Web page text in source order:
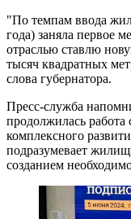
"По темпам ввода
года) заняла первое
отраслью ставлю
тысяч квадратных
слова губернатора.
Пресс-служба
продолжилась
комплексного
подразумевает
созданием